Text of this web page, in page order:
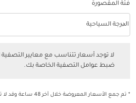
فئة المقصورة
فئة المقصورة option الدرجة السياحية Selected
الدرجة السياحية
keyboard_arrow_down
لا توجد أسعار تتناسب مع معايير
ضبط عوامل التصفية الخاصة بك.
* تم جمع الأسعار المعروضة خلال آخر 48 ساعة وقد لا تكون متاحة وقت الحجز.